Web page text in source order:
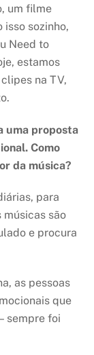
um filme
isso sozinho,
Need to
estamos
na TV,
uma proposta
Como
da música?
para
músicas são
e procura
as pessoas
que
sempre foi